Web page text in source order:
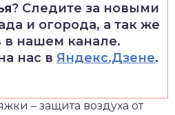
? Следите за новыми
и огорода, а так же
в нашем канале.
нас в Яндекс.Дзене.
– защита воздуха от